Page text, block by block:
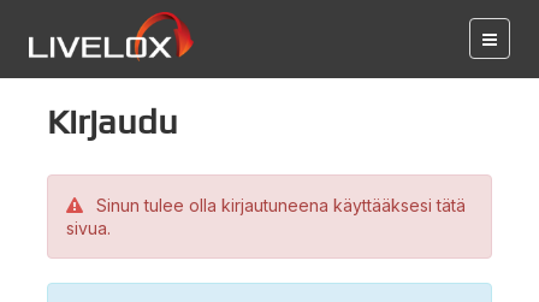
Kirjaudu
Sinun tulee olla kirjautuneena käyttääksesi tätä
sivua.